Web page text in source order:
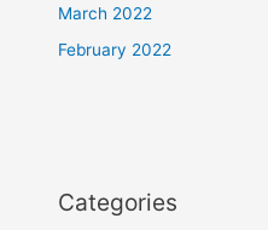
March 2022
February 2022
Categories